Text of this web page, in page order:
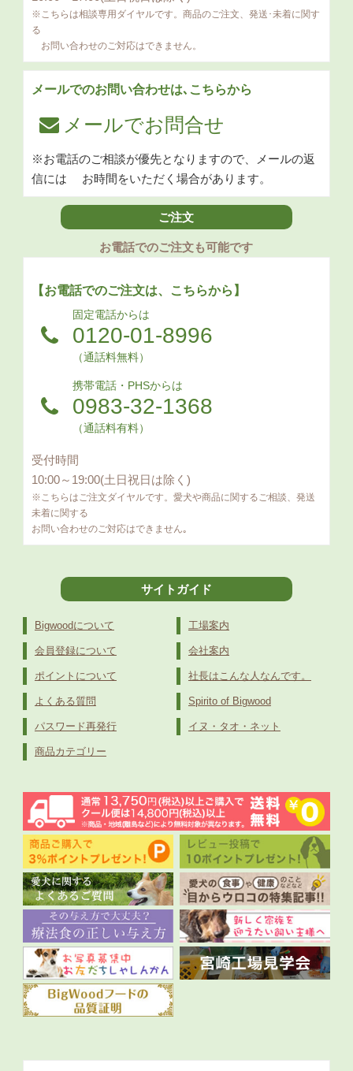
※こちらは相談専用ダイヤルです。商品のご注文、発送･未着に関す
る
お問い合わせのご対応はできません。
メールでのお問い合わせは､こちらから
メールでお問合せ
※お電話のご相談が優先となりますので、メールの返
信には お時間をいただく場合があります。
ご注文
お電話でのご注文も可能です
【お電話でのご注文は、こちらから】
固定電話からは
0120-01-8996
（通話料無料）
携帯電話・PHSからは
0983-32-1368
（通話料有料）
受付時間
10:00～19:00(土日祝日は除く)
※こちらはご注文ダイヤルです。愛犬や商品に関するご相談、発送
未着に関する
お問い合わせのご対応はできません｡
サイトガイド
Bigwoodについて
会員登録について
ポイントについて
よくある質問
パスワード再発行
商品カテゴリー
工場案内
会社案内
社長はこんな人なんです。
Spirito of Bigwood
イヌ・タオ・ネット